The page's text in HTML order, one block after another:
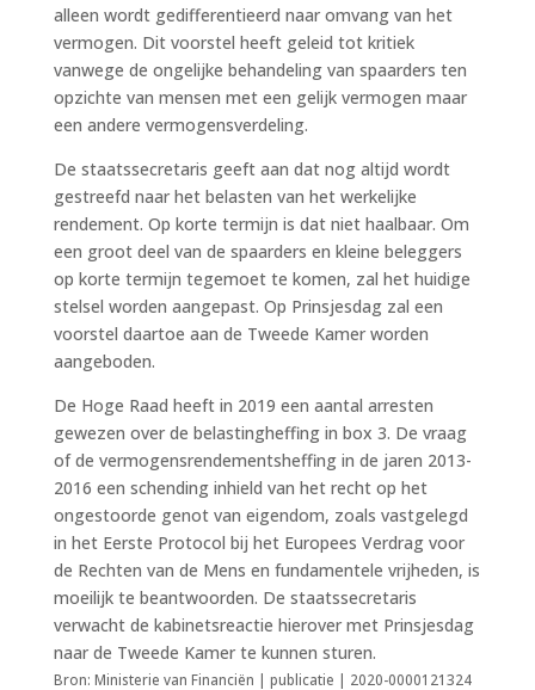
alleen wordt gedifferentieerd naar omvang van het
vermogen. Dit voorstel heeft geleid tot kritiek
vanwege de ongelijke behandeling van spaarders ten
opzichte van mensen met een gelijk vermogen maar
een andere vermogensverdeling.
De staatssecretaris geeft aan dat nog altijd wordt
gestreefd naar het belasten van het werkelijke
rendement. Op korte termijn is dat niet haalbaar. Om
een groot deel van de spaarders en kleine beleggers
op korte termijn tegemoet te komen, zal het huidige
stelsel worden aangepast. Op Prinsjesdag zal een
voorstel daartoe aan de Tweede Kamer worden
aangeboden.
De Hoge Raad heeft in 2019 een aantal arresten
gewezen over de belastingheffing in box 3. De vraag
of de vermogensrendementsheffing in de jaren 2013-
2016 een schending inhield van het recht op het
ongestoorde genot van eigendom, zoals vastgelegd
in het Eerste Protocol bij het Europees Verdrag voor
de Rechten van de Mens en fundamentele vrijheden, is
moeilijk te beantwoorden. De staatssecretaris
verwacht de kabinetsreactie hierover met Prinsjesdag
naar de Tweede Kamer te kunnen sturen.
Bron: Ministerie van Financiën | publicatie | 2020-0000121324